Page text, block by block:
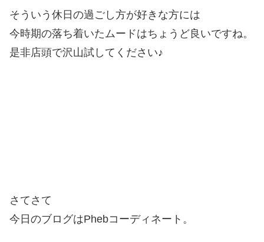
そういう休日の過ごし方が好きな方には
今時期の落ち着いたムードはちょうど良いですね。
是非店頭で沢山試してください♪
さてさて
今日のブログはPhebコーディネート。